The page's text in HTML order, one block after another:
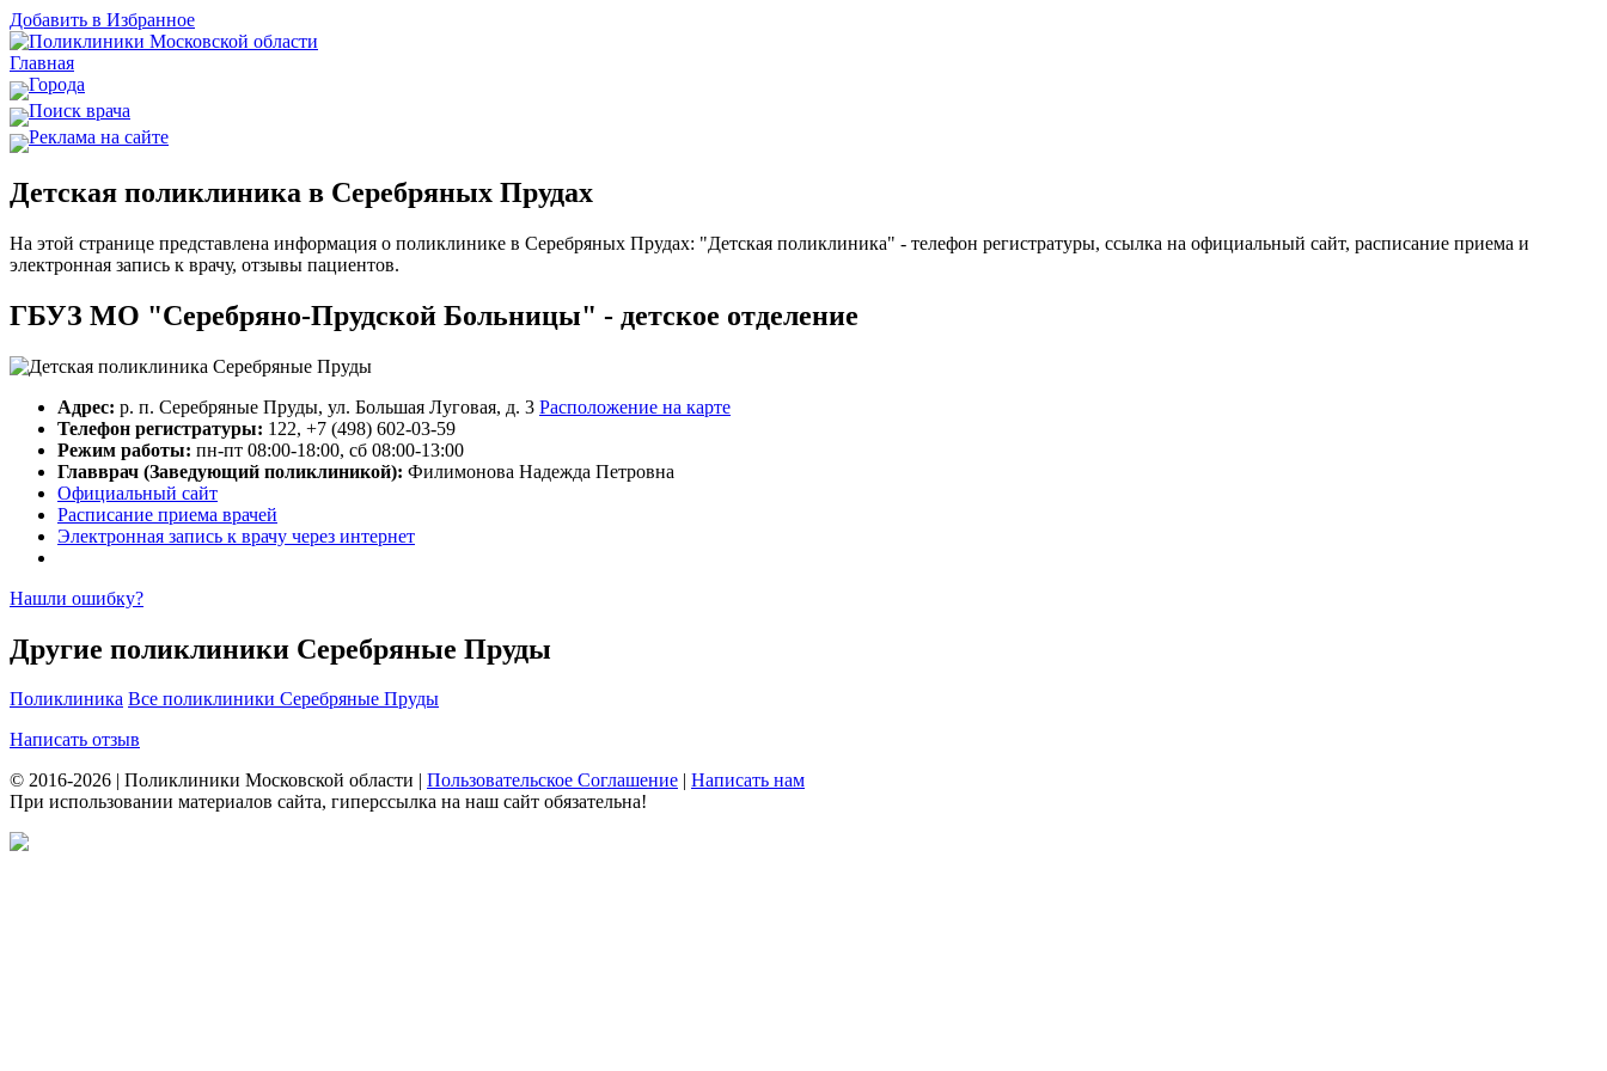
Добавить в Избранное
Главная
Города
Поиск врача
Реклама на сайте
Детская поликлиника в Серебряных Прудах
На этой странице представлена информация о поликлинике в Серебряных Прудах: "Детская поликлиника" - телефон регистратуры, ссылка на официальный сайт, расписание приема и
электронная запись к врачу, отзывы пациентов.
ГБУЗ МО "Серебряно-Прудской Больницы" - детское отделение
Адрес: р. п. Серебряные Пруды, ул. Большая Луговая, д. 3 Расположение на карте
Телефон регистратуры: 122, +7 (498) 602-03-59
Режим работы: пн-пт 08:00-18:00, сб 08:00-13:00
Главврач (Заведующий поликлиникой): Филимонова Надежда Петровна
Официальный сайт
Расписание приема врачей
Электронная запись к врачу через интернет
Нашли ошибку?
Другие поликлиники Серебряные Пруды
Поликлиника Все поликлиники Серебряные Пруды
Написать отзыв
© 2016-2026 | Поликлиники Московской области | Пользовательское Соглашение | Написать нам
При использовании материалов сайта, гиперссылка на наш сайт обязательна!